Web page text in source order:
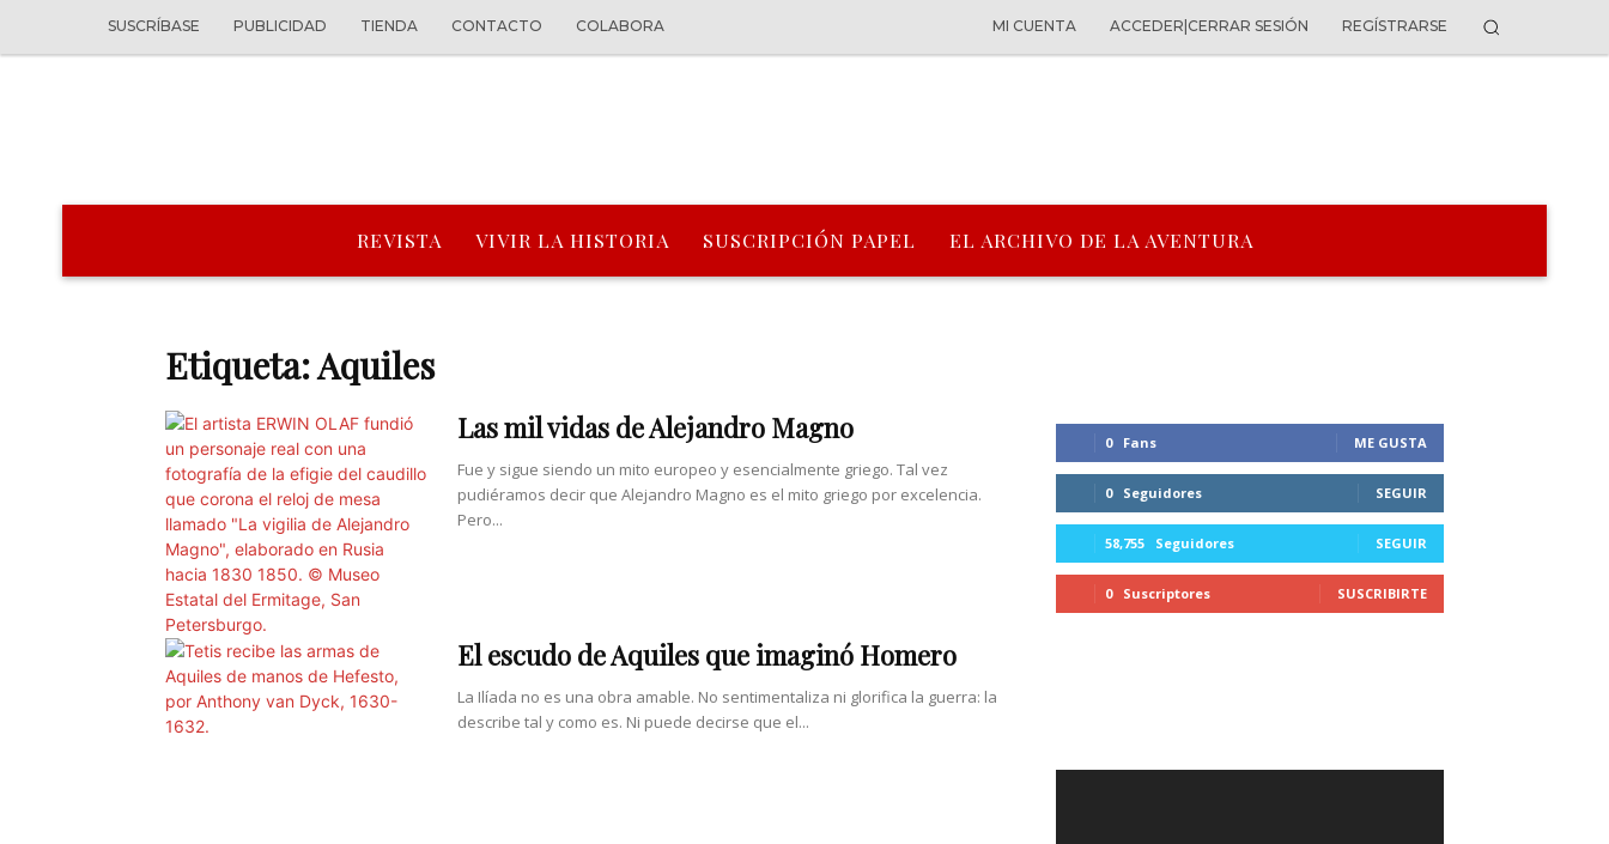
SUSCRÍBASE PUBLICIDAD TIENDA CONTACTO COLABORA MI CUENTA ACCEDER|CERRAR SESIÓN REGÍSTRARSE
REVISTA VIVIR LA HISTORIA SUSCRIPCIÓN PAPEL EL ARCHIVO DE LA AVENTURA
Etiqueta: Aquiles
Las mil vidas de Alejandro Magno
Fue y sigue siendo un mito europeo y esencialmente griego. Tal vez
pudiéramos decir que Alejandro Magno es el mito griego por excelencia.
Pero...
El escudo de Aquiles que imaginó Homero
La Ilíada no es una obra amable. No sentimentaliza ni glorifica la guerra: la
describe tal y como es. Ni puede decirse que el...
0 Fans ME GUSTA
0 Seguidores SEGUIR
58,755 Seguidores SEGUIR
0 Suscriptores SUSCRIBIRTE